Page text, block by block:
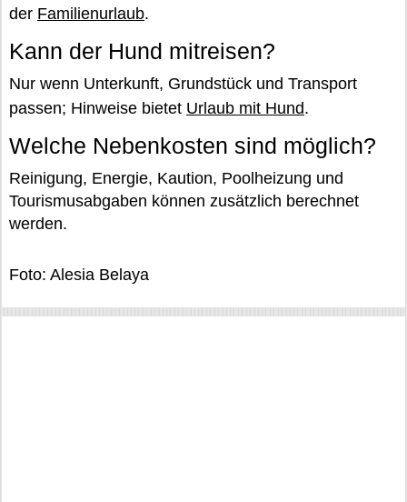
der Familienurlaub.
Kann der Hund mitreisen?
Nur wenn Unterkunft, Grundstück und Transport
passen; Hinweise bietet Urlaub mit Hund.
Welche Nebenkosten sind möglich?
Reinigung, Energie, Kaution, Poolheizung und
Tourismusabgaben können zusätzlich berechnet
werden.
Foto: Alesia Belaya